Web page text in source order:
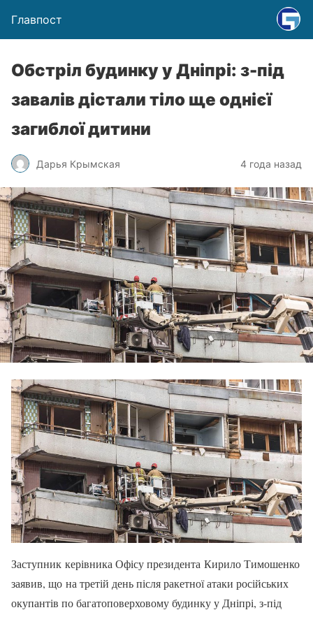
Главпост
Обстріл будинку у Дніпрі: з-під
завалів дістали тіло ще однієї
загиблої дитини
Дарья Крымская 4 года назад
Заступник керівника Офісу президента Кирило Тимошенко
заявив, що на третій день після ракетної атаки російських
окупантів по багатоповерховому будинку у Дніпрі, з-під